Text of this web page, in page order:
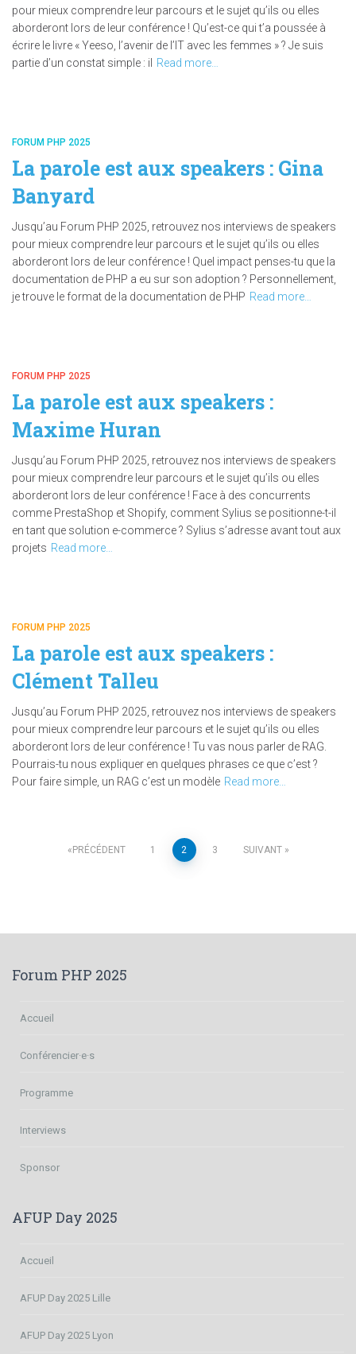
pour mieux comprendre leur parcours et le sujet qu’ils ou elles
aborderont lors de leur conférence ! Qu’est-ce qui t’a poussée à
écrire le livre « Yeeso, l’avenir de l’IT avec les femmes » ? Je suis
partie d’un constat simple : il
Read more…
FORUM PHP 2025
La parole est aux speakers : Gina
Banyard
Jusqu’au Forum PHP 2025, retrouvez nos interviews de speakers
pour mieux comprendre leur parcours et le sujet qu’ils ou elles
aborderont lors de leur conférence ! Quel impact penses-tu que la
documentation de PHP a eu sur son adoption ? Personnellement,
je trouve le format de la documentation de PHP Read more…
FORUM PHP 2025
La parole est aux speakers :
Maxime Huran
Jusqu’au Forum PHP 2025, retrouvez nos interviews de speakers
pour mieux comprendre leur parcours et le sujet qu’ils ou elles
aborderont lors de leur conférence ! Face à des concurrents
comme PrestaShop et Shopify, comment Sylius se positionne-t-il
en tant que solution e-commerce ? Sylius s’adresse avant tout aux
projets Read more…
FORUM PHP 2025
La parole est aux speakers :
Clément Talleu
Jusqu’au Forum PHP 2025, retrouvez nos interviews de speakers
pour mieux comprendre leur parcours et le sujet qu’ils ou elles
aborderont lors de leur conférence ! Tu vas nous parler de RAG.
Pourrais-tu nous expliquer en quelques phrases ce que c’est ?
Pour faire simple, un RAG c’est un modèle Read more…
Navigation
articles
PRÉCÉDENT 1 2 3 SUIVANT
Forum PHP 2025
Accueil
Conférencier·e·s
Programme
Interviews
Sponsor
AFUP Day 2025
Accueil
AFUP Day 2025 Lille
AFUP Day 2025 Lyon